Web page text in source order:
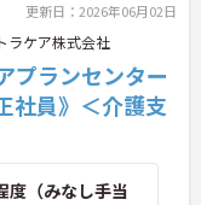
更新日：2026年06月02日
ラケア株式会社
プランセンター
社員》＜介護支
度（みなし手当